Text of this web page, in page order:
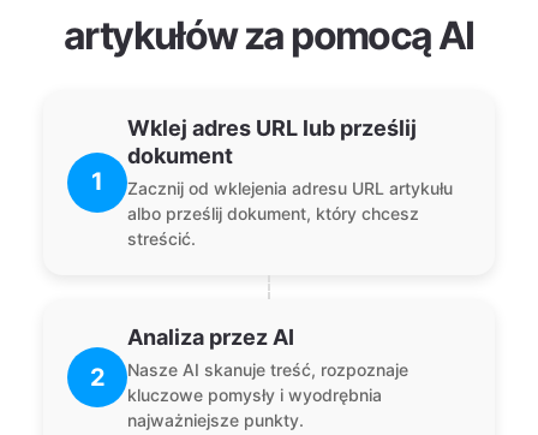
artykułów za pomocą AI
1
Wklej adres URL lub prześlij
dokument
Zacznij od wklejenia adresu URL artykułu
albo prześlij dokument, który chcesz
streścić.
2
Analiza przez AI
Nasze AI skanuje treść, rozpoznaje
kluczowe pomysły i wyodrębnia
najważniejsze punkty.